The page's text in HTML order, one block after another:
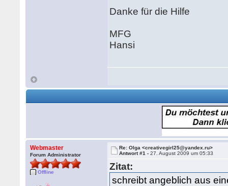
Danke für die Hilfe
MFG
Hansi
Webmaster
Forum Administrator
Offline
Re: Olga <creativegirl25@yandex.ru>
Antwort #1 -27. August 2009 um 05:33
Zitat:
schreibt angeblich aus